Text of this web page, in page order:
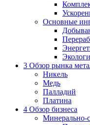
Основные
3 Обзор рынка
Никель
Медь
Палладий
Платина
4 Обзор бизнеса
Минерально-